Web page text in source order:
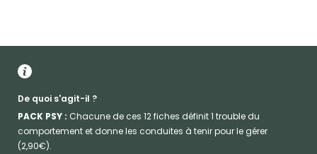
De quoi s'agit-il ?
PACK PSY : Chacune de ces 12 fiches définit 1 trouble du
comportement et donne les conduites à tenir pour le gérer
(2,90€).